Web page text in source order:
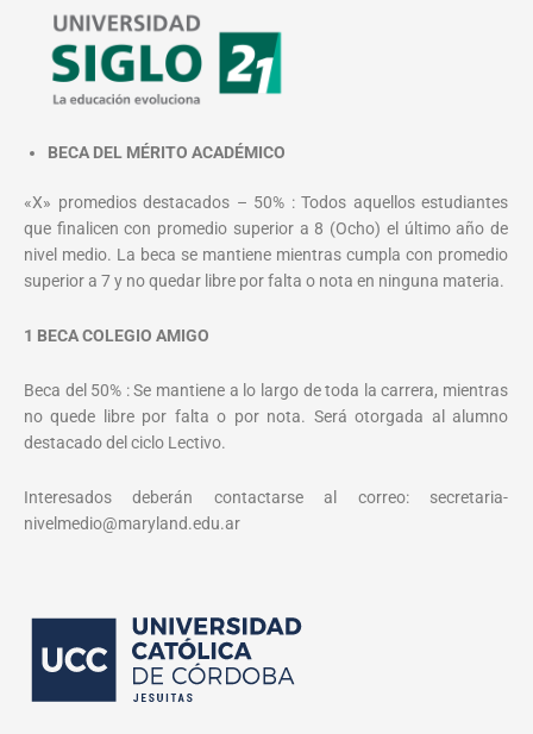
BECA DEL MÉRITO ACADÉMICO
«X» promedios destacados – 50% : Todos aquellos estudiantes
que finalicen con promedio superior a 8 (Ocho) el último año de
nivel medio. La beca se mantiene mientras cumpla con promedio
superior a 7 y no quedar libre por falta o nota en ninguna materia.
1 BECA COLEGIO AMIGO
Beca del 50% : Se mantiene a lo largo de toda la carrera, mientras
no quede libre por falta o por nota. Será otorgada al alumno
destacado del ciclo Lectivo.
Interesados deberán contactarse al correo: secretaria-
nivelmedio@maryland.edu.ar